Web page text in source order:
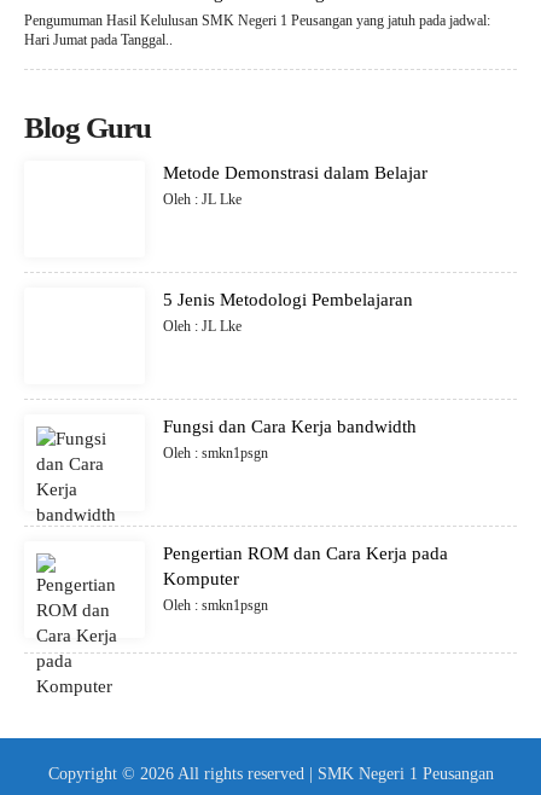
Pengumuman Hasil Kelulusan SMK Negeri 1 Peusangan yang jatuh pada jadwal:
Hari Jumat pada Tanggal..
Blog Guru
Metode Demonstrasi dalam Belajar
Oleh : JL Lke
5 Jenis Metodologi Pembelajaran
Oleh : JL Lke
Fungsi dan Cara Kerja bandwidth
Oleh : smkn1psgn
Pengertian ROM dan Cara Kerja pada
Komputer
Oleh : smkn1psgn
Copyright © 2026 All rights reserved | SMK Negeri 1 Peusangan